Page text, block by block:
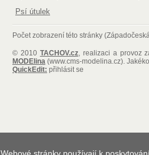
Psí útulek
Počet zobrazení této stránky
© 2010 TACHOV.cz, realizaci a provoz
MODElina (www.cms-modelina.cz).
QuickEdit: přihlásit se